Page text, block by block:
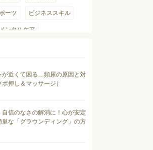
ーツ ビジネススキル
メンタルケア
術
が近くて困る…頻尿の原因と対
押し＆マッサージ）
自信のなさの解消に！心が安定
単な「グラウンディング」の方